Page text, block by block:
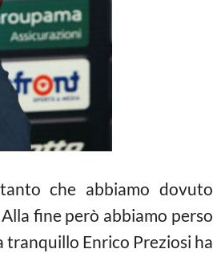
che abbiamo dovuto
fine però abbiamo perso
tranquillo Enrico Preziosi ha